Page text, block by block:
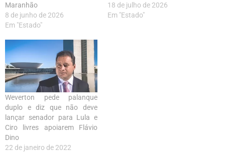
Maranhão
8 de junho de 2026
Em "Estado"
18 de julho de 2026
Em "Estado"
Weverton pede palanque
duplo e diz que não deve
lançar senador para Lula e
Ciro livres apoiarem Flávio
Dino
22 de janeiro de 2022